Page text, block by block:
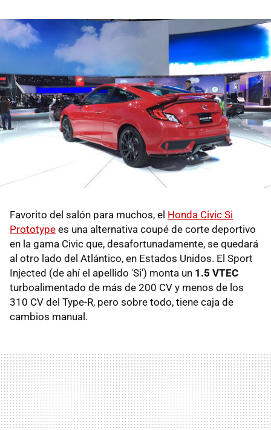
Favorito del salón para muchos, el Honda Civic Si
Prototype es una alternativa coupé de corte deportivo
en la gama Civic que, desafortunadamente, se quedará
al otro lado del Atlántico, en Estados Unidos. El Sport
Injected (de ahí el apellido 'Si') monta un 1.5 VTEC
turboalimentado de más de 200 CV y menos de los
310 CV del Type-R, pero sobre todo, tiene caja de
cambios manual.